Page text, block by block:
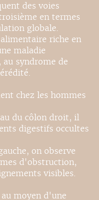
des voies
en termes
globale.
riche en
maladie
syndrome de
chez les hommes
du côlon droit, il
digestifs occultes
on observe
d'obstruction,
visibles.
moyen d'une